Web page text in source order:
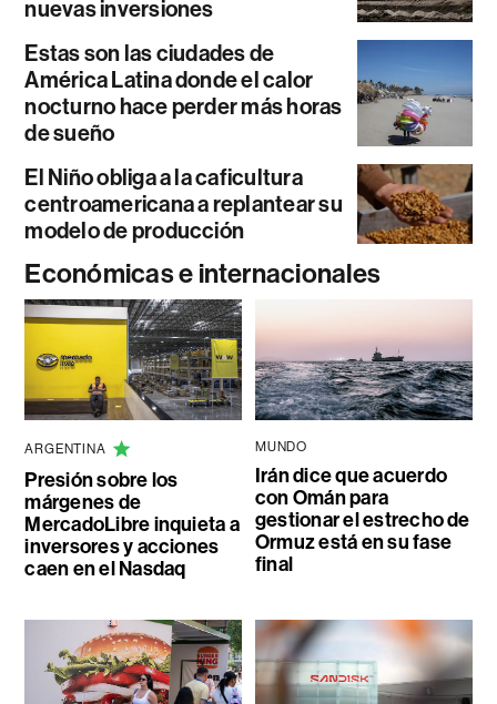
nuevas inversiones
Estas son las ciudades de
América Latina donde el calor
nocturno hace perder más horas
de sueño
El Niño obliga a la caficultura
centroamericana a replantear su
modelo de producción
Económicas e internacionales
ARGENTINA
Presión sobre los
márgenes de
MercadoLibre inquieta a
inversores y acciones
caen en el Nasdaq
MUNDO
Irán dice que acuerdo
con Omán para
gestionar el estrecho de
Ormuz está en su fase
final